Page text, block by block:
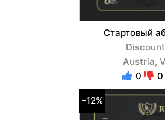
Стартовый
Austria,
0
0
-12%